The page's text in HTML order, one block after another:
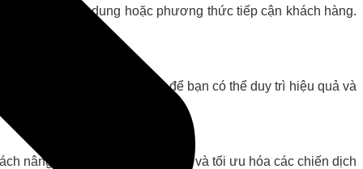
dịch, nội dung hoặc phương thức tiếp cận khách hàng.
nghiệp.
áp lực là rất quan trọng để bạn có thể duy trì hiệu quả và
nâng cao thứ hạng trang web và tối ưu hóa các chiến dịch